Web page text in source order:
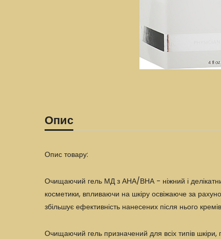
Опис
Опис товару:
Очищаючий гель МД з АНА/ВНА - ніжний і
косметики, впливаючи на шкіру освіжаюче за
збільшує ефективність нанесених після нього
Очищаючий гель призначений для всіх типів шкіри,